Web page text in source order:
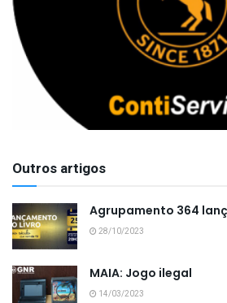
Outros artigos
Agrupamento 364
28/10/2023
MAIA: Jogo ilegal
14/03/2023